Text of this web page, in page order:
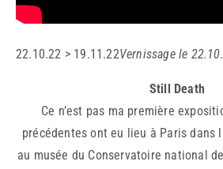
22.10.22 > 19.11.22Vernissage le
Still Death
Ce n’est pas ma première
précédentes ont eu lieu à Paris dans
au musée du Conservatoire national